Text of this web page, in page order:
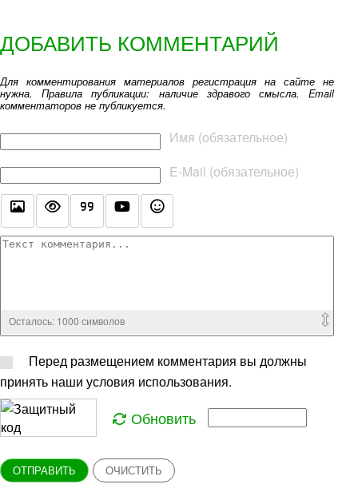
ДОБАВИТЬ КОММЕНТАРИЙ
Для комментирования материалов регистрация на сайте не
нужна. Правила публикации: наличие здравого смысла. Email
комментаторов не публикуется.
Имя (обязательное)
E-Mail (обязательное)
Текст комментария
Осталось: 1000 символов
Перед размещением комментария вы должны
принять наши условия использования.
Обновить
ОТПРАВИТЬ ОЧИСТИТЬ